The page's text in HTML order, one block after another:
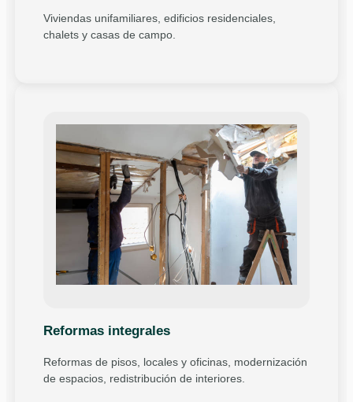
Viviendas unifamiliares, edificios residenciales,
chalets y casas de campo.
Reformas integrales
Reformas de pisos, locales y oficinas, modernización
de espacios, redistribución de interiores.